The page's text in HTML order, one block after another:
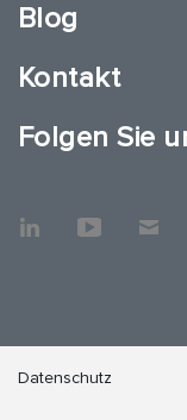
Blog
Kontakt
Folgen Sie
Datenschutz